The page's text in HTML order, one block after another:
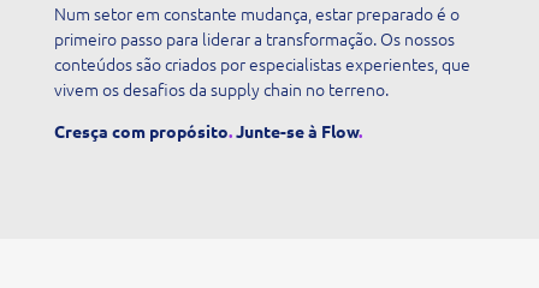
Num setor em constante mudança, estar preparado é o
primeiro passo para liderar a transformação. Os nossos
conteúdos são criados por especialistas experientes, que
vivem os desafios da supply chain no terreno.
Cresça com propósito.Junte-se à Flow.